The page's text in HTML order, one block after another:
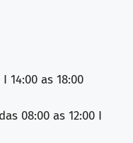
14:00 as 18:00
08:00 as 12:00 I